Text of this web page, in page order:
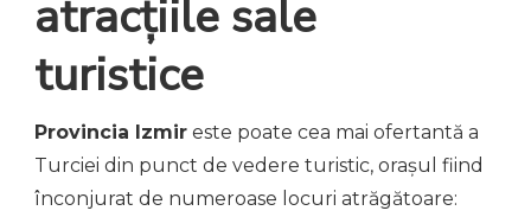
atracțiile sale
turistice
Provincia Izmir este poate cea mai ofertantă a
Turciei din punct de vedere turistic, orașul fiind
înconjurat de numeroase locuri atrăgătoare: